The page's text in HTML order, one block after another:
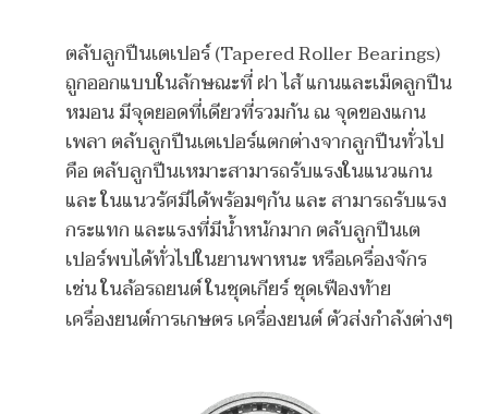
ตลับลูกปืนเตเปอร์ (Tapered Roller Bearings)
ถูกออกแบบในลักษณะที่ ฝา ไส้ แกนและเม็ดลูกปืน
หมอน มีจุดยอดที่เดียวที่รวมกัน ณ จุดของแกน
เพลา ตลับลูกปืนเตเปอร์แตกต่างจากลูกปืนทั่วไป
คือ ตลับลูกปืนเหมาะสามารถรับแรงในแนวแกน
และ ในแนวรัศมีได้พร้อมๆกัน และ สามารถรับแรง
กระแทก และแรงที่มีน้ำหนักมาก ตลับลูกปืนเต
เปอร์พบได้ทั่วไปในยานพาหนะ หรือเครื่องจักร
เช่น ในล้อรถยนต์ ในชุดเกียร์ ชุดเฟืองท้าย
เครื่องยนต์การเกษตร เครื่องยนต์ ตัวส่งกำลังต่างๆ